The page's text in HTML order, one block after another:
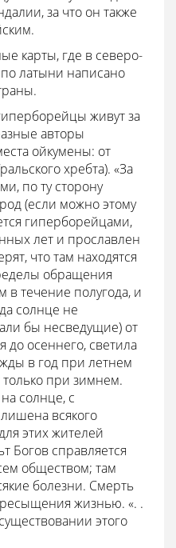
за что он также
карты, где в северо-
латыни написано
живут за
авторы
ойкумены: от
хребта). «За
по ту сторону
(если можно этому
гиперборейцами,
лет и прославлен
что там находятся
обращения
в течение полугода, и
солнце не
бы несведущие) от
до осеннего, светила
в год при летнем
только при зимнем.
солнце, с
всякого
этих жителей
Богов справляется
обществом; там
болезни. Смерть
жизнью. «. .
этого